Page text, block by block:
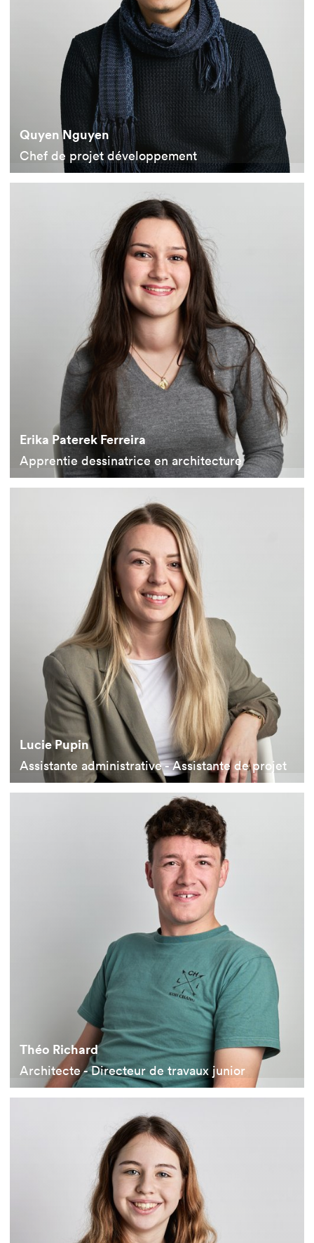
Quyen Nguyen
Chef de projet développement
Erika Paterek Ferreira
Apprentie dessinatrice en architecture
Lucie Pupin
Assistante administrative - Assistante de projet
Théo Richard
Architecte - Directeur de travaux junior